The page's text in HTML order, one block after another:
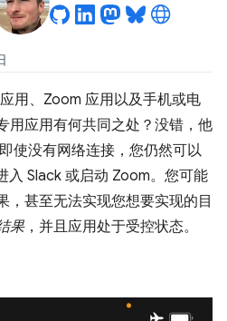
用、Zoom 应用以及手机或电
用应用有何共同之处？没错，他
使没有网络连接，您仍然可以
入 Slack 或启动 Zoom。您可能
，甚至无法实现您想要实现的目
果，并且应用处于受控状态。